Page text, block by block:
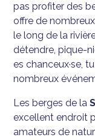
pas profiter des
offre de
le long de la
détendre, pique-
es chanceux·se,
nombreux
Les berges de la
excellent endroit
amateurs de